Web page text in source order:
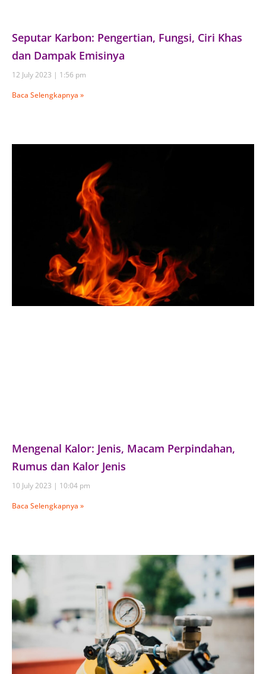
Seputar Karbon: Pengertian, Fungsi, Ciri Khas
dan Dampak Emisinya
12 July 2023
1:56 pm
Baca Selengkapnya »
Mengenal Kalor: Jenis, Macam Perpindahan,
Rumus dan Kalor Jenis
10 July 2023
10:04 pm
Baca Selengkapnya »